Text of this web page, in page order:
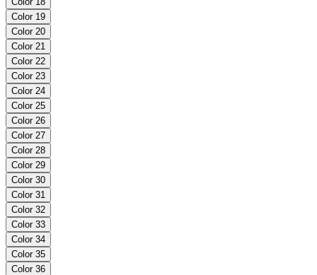
Color 19
Color 20
Color 21
Color 22
Color 23
Color 24
Color 25
Color 26
Color 27
Color 28
Color 29
Color 30
Color 31
Color 32
Color 33
Color 34
Color 35
Color 36